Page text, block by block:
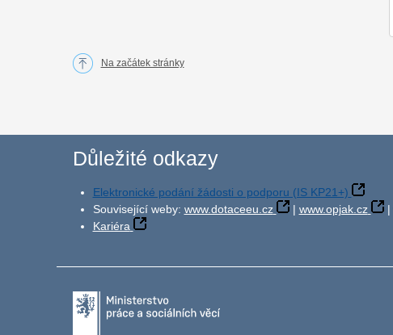
Na začátek stránky
Důležité odkazy
Elektronické podání žádosti o podporu (IS KP21+)
Související weby: www.dotaceeu.cz | www.opjak.cz |
Kariéra